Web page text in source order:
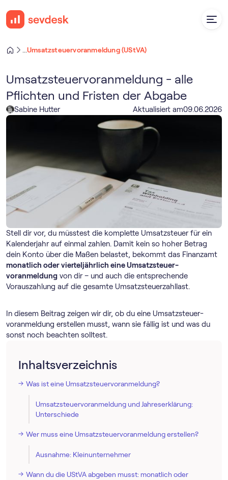
Umsatz­steuer­voranmeldung (UStVA)
Umsatz­steuer­voranmeldung - alle
Pflichten und Fristen der Abgabe
Sabine Hutter Aktualisiert am09.06.2026
Stell dir vor, du müsstest die komplette Umsatzsteuer für ein
Kalenderjahr auf einmal zahlen. Damit kein so hoher Betrag
dein Konto über die Maßen belastet, bekommt das Finanzamt
monatlich oder vierteljährlich eine Umsatz­steuer­
voranmeldung von dir – und auch die entsprechende
Vorauszahlung auf die gesamte Umsatzsteuerzahllast.
In diesem Beitrag zeigen wir dir, ob du eine Umsatz­steuer­
voranmeldung erstellen musst, wann sie fällig ist und was du
sonst noch beachten solltest.
Inhaltsverzeichnis
Was ist eine Umsatz­steuer­voranmeldung?
Umsatz­steuer­voranmeldung und Jahreserklärung:
Unterschiede
Wer muss eine Umsatz­steuer­voranmeldung erstellen?
Ausnahme: Kleinunternehmer
Wann du die UStVA abgeben musst: monatlich oder